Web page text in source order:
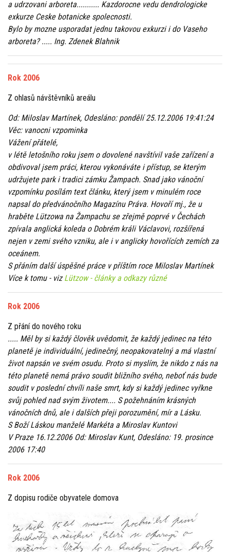
a udrzovani arboreta........... Kazdorocne vedu dendrologicke
exkurze Ceske botanicke spolecnosti.
Bylo by mozne usporadat jednu takovou exkurzi i do Vaseho
arboreta? ..... Ing. Zdenek Blahnik
Rok 2006
Z ohlasů návštěvníků areálu
Od: Miloslav Martínek, Odesláno: pondělí 25.12.2006 19:41:24
Věc: vanocni vzpominka
Vážení přátelé,
v létě letošního roku jsem o dovolené navštívil vaše zařízení a
obdivoval jsem práci, kterou vykonáváte i přístup, se kterým
udržujete park i tradici zámku Žampach. Snad jako vánoční
vzpomínku posílám text článku, který jsem v minulém roce
napsal do předvánočního Magazínu Práva. Hovoří mj., že u
hraběte Lützowa na Žampachu se zřejmě poprvé v Čechách
zpívala anglická koleda o Dobrém králi Václavovi, rozšířená
nejen v zemi svého vzniku, ale i v anglicky hovořících zemích za
oceánem.
S přáním další úspěšné práce v příštím roce Miloslav Martínek
Více k tomu - vizLützow - články a odkazy různé
Rok 2006
Z přání do nového roku
..... Měl by si každý člověk uvědomit, že každý jedinec na této
planetě je individuální, jedinečný, neopakovatelný a má vlastní
život napsán ve svém osudu. Proto si myslím, že nikdo z nás na
této planetě nemá právo soudit bližního svého, neboť nás bude
soudit v poslední chvíli naše smrt, kdy si každý jedinec vyřkne
svůj pohled nad svým životem.... S požehnáním krásných
vánočních dnů, ale i dalších přeji porozumění, mír a Lásku.
S Boží Láskou manželé Markéta a Miroslav Kuntovi
V Praze 16.12.2006 Od: Miroslav Kunt, Odesláno: 19. prosince
2006 17:40
Rok 2006
Z dopisu rodiče obyvatele domova